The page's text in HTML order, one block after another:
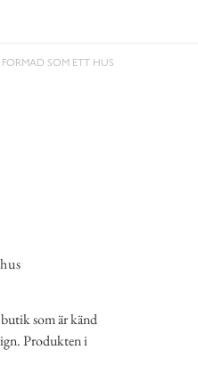
SOM ETT HUS
som är känd
Produkten i